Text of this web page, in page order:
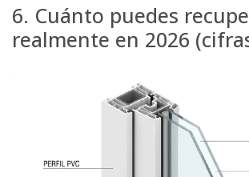
6. Cuánto puedes
realmente en 2026